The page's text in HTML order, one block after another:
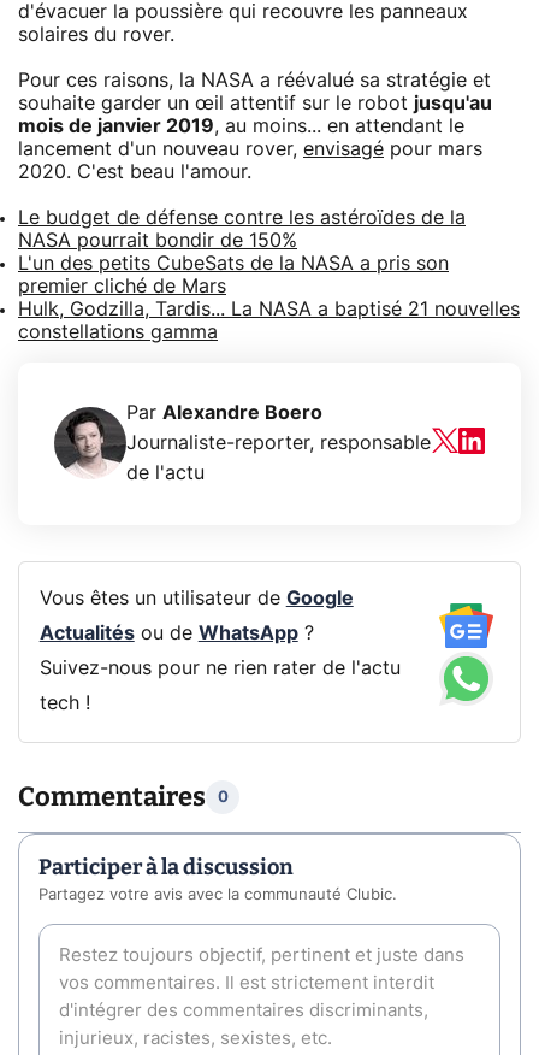
d'évacuer la poussière qui recouvre les panneaux
solaires du rover.
Pour ces raisons, la NASA a réévalué sa stratégie et
souhaite garder un œil attentif sur le robot jusqu'au
mois de janvier 2019, au moins... en attendant le
lancement d'un nouveau rover, envisagé pour mars
2020. C'est beau l'amour.
Le budget de défense contre les astéroïdes de la
NASA pourrait bondir de 150%
L'un des petits CubeSats de la NASA a pris son
premier cliché de Mars
Hulk, Godzilla, Tardis... La NASA a baptisé 21 nouvelles
constellations gamma
Par Alexandre Boero
Journaliste-reporter, responsable
de l'actu
Vous êtes un utilisateur de Google
Actualitésou de WhatsApp?
Suivez-nous pour ne rien rater de l'actu
tech !
Commentaires 0
Participer à la discussion
Partagez votre avis avec la communauté Clubic.